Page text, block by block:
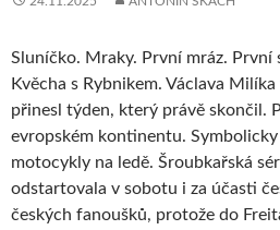
Sluníčko. Mraky. První mráz. První
Kvěcha s Rybnikem. Václava
přinesl týden, který právě skončil.
evropském kontinentu.
motocykly na ledě. Šroubkařská
odstartovala v sobotu i za účasti
českých fanoušků, protože do